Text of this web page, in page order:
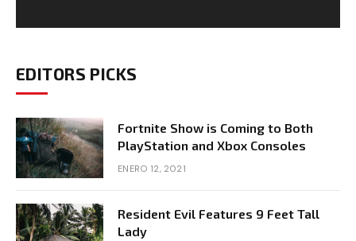
EDITORS PICKS
Fortnite Show is Coming to Both
PlayStation and Xbox Consoles
ENERO 12, 2021
Resident Evil Features 9 Feet Tall
Lady